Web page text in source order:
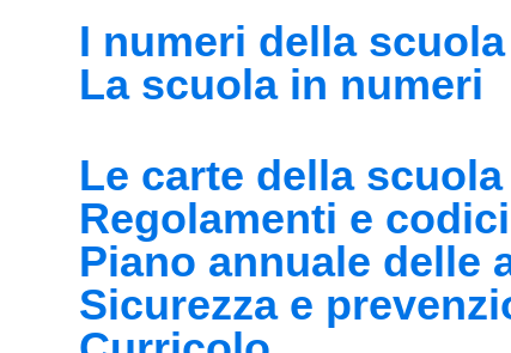
I numeri della scuola
La scuola in numeri
Le carte della scuola
Regolamenti e
Piano annuale delle
Sicurezza e